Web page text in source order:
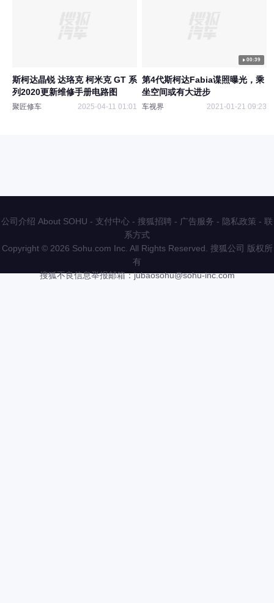
斯柯达晶锐 达珞克 柯米克 GT 系
列2020更新维修手册电路图
聚匠修车 2025-04-11 01:01
00:39
第4代斯柯达Fabia谍照曝光，乘
坐空间或有大进步
车视界 2021-01-21 09:23
公司介绍 About SOHU - 支付中心 - 搜狐招聘 - 广告服务 - 隐私政策 - 联
系方式
Copyright © 2026 Sohu.com Inc. All Rights Reserved. 搜狐公司 版权所
有
搜狐不良信息举报邮箱：jubaosohu@sohu-inc.com